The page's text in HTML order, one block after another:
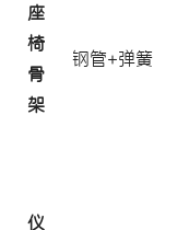
座
椅
骨
架
钢管+弹簧
仪